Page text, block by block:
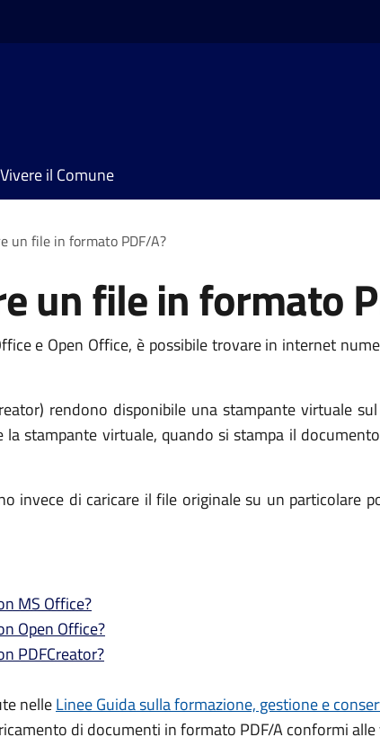
Vivere il Comune
un file in formato PDF/A?
un file in formato
e Open Office, è possibile trovare in internet
rendono disponibile una stampante virtuale
stampante virtuale, quando si stampa il
invece di caricare il file originale su un particolare
MS Office?
Open Office?
PDFCreator?
nelleLinee Guida sulla formazione, gestione e
di documenti in formato PDF/A conformi alle